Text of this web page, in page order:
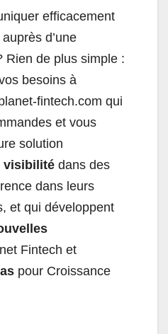
efficacement
d’une
Rien de plus simple :
besoins à
fintech.com qui
et vous
solution
visibilité dans des
dans leurs
et qui développent
Fintech et
pour Croissance